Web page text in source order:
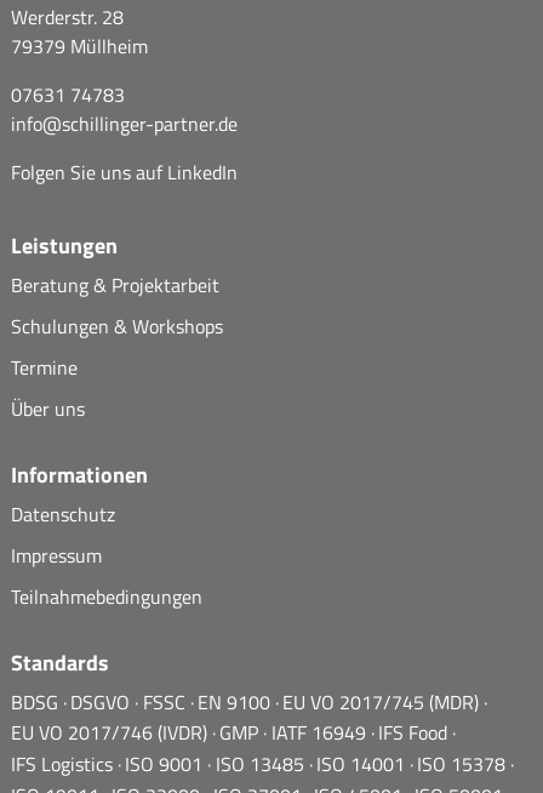
Werderstr. 28
79379 Müllheim
07631 74783
info@schillinger-partner.de
Folgen Sie uns auf LinkedIn
Leistungen
Beratung & Projektarbeit
Schulungen & Workshops
Termine
Über uns
Informationen
Datenschutz
Impressum
Teilnahmebedingungen
Standards
BDSG DSGVO FSSC EN 9100 EU VO 2017/745 (MDR)
EU VO 2017/746 (IVDR) GMP IATF 16949 IFS Food
IFS Logistics ISO 9001 ISO 13485 ISO 14001 ISO 15378